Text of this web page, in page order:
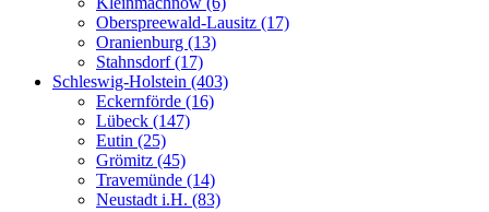
Oberspreewald-Lausitz (17)
Oranienburg (13)
Stahnsdorf (17)
Schleswig-Holstein (403)
Eckernförde (16)
Lübeck (147)
Eutin (25)
Grömitz (45)
Travemünde (14)
Neustadt i.H. (83)